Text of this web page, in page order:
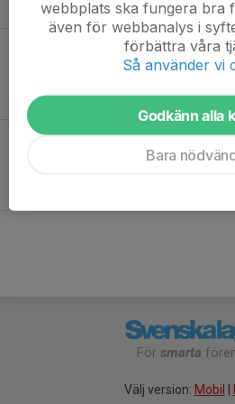
Webbutbildning: Ren
Täby OKs
För smarta
Välj version: Mobil
webbplats ska fungera bra
även för webbanalys i
förbättra våra
Så använder vi
Godkänn alla
Bara